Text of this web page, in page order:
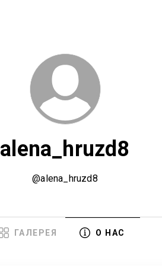
alena_hruzd8
@alena_hruzd8
ГАЛЕРЕЯ О НАС